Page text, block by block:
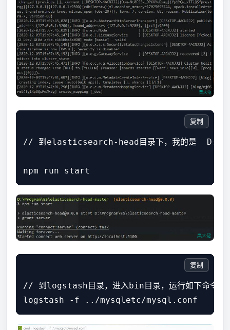
// 到elasticsearch-head目录下，我的是
复制
// 到logstash目录，进入bin目录，运行如下命令
复制